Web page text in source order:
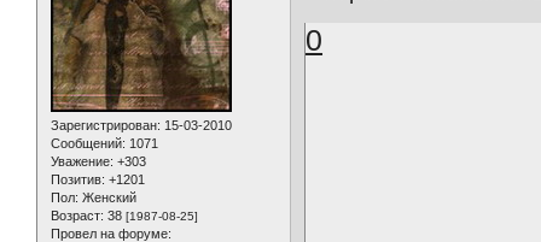
Зарегистрирован: 15-03-2010
Сообщений: 1071
Уважение: +303
Позитив: +1201
Пол: Женский
Возраст: 38 [1987-08-25]
Провел на форуме:
0